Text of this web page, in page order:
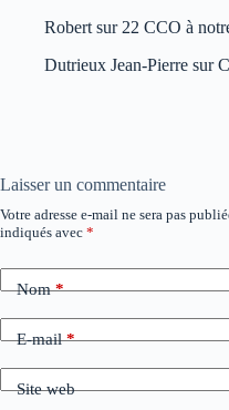
Robert sur 22 CCO à
Dutrieux Jean-Pierre sur
Laisser un commentaire
Votre adresse e-mail ne sera pas
indiqués avec *
Nom*
E-mail*
Site web